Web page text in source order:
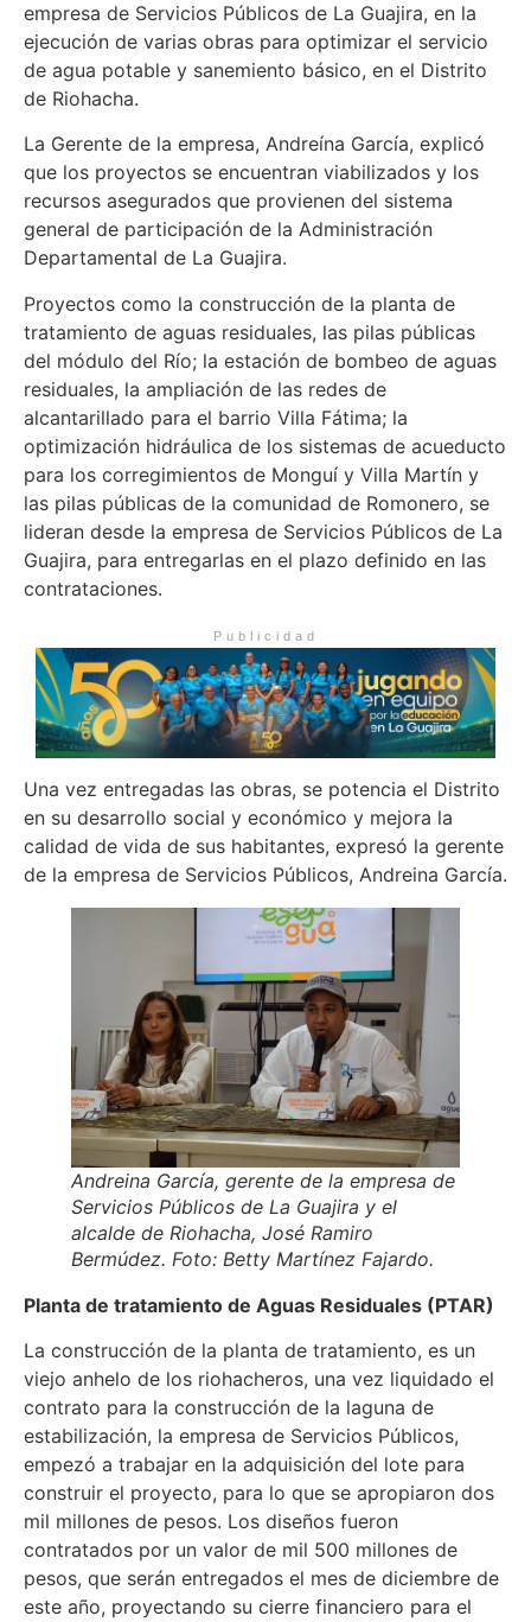
empresa de Servicios Públicos de La Guajira, en la
ejecución de varias obras para optimizar el servicio
de agua potable y sanemiento básico, en el Distrito
de Riohacha.
La Gerente de la empresa, Andreína García, explicó
que los proyectos se encuentran viabilizados y los
recursos asegurados que provienen del sistema
general de participación de la Administración
Departamental de La Guajira.
Proyectos como la construcción de la planta de
tratamiento de aguas residuales, las pilas públicas
del módulo del Río; la estación de bombeo de aguas
residuales, la ampliación de las redes de
alcantarillado para el barrio Villa Fátima; la
optimización hidráulica de los sistemas de acueducto
para los corregimientos de Monguí y Villa Martín y
las pilas públicas de la comunidad de Romonero, se
lideran desde la empresa de Servicios Públicos de La
Guajira, para entregarlas en el plazo definido en las
contrataciones.
Publicidad
Una vez entregadas las obras, se potencia el Distrito
en su desarrollo social y económico y mejora la
calidad de vida de sus habitantes, expresó la gerente
de la empresa de Servicios Públicos, Andreina García.
Andreina García, gerente de la empresa de
Servicios Públicos de La Guajira y el
alcalde de Riohacha, José Ramiro
Bermúdez. Foto: Betty Martínez Fajardo.
Planta de tratamiento de Aguas Residuales (PTAR)
La construcción de la planta de tratamiento, es un
viejo anhelo de los riohacheros, una vez liquidado el
contrato para la construcción de la laguna de
estabilización, la empresa de Servicios Públicos,
empezó a trabajar en la adquisición del lote para
construir el proyecto, para lo que se apropiaron dos
mil millones de pesos. Los diseños fueron
contratados por un valor de mil 500 millones de
pesos, que serán entregados el mes de diciembre de
este año, proyectando su cierre financiero para el